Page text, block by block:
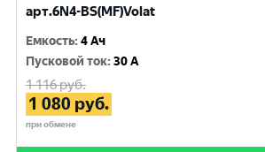
арт.6N4-BS(MF)Volat
Емкость:4 Ач
Пусковой ток:30 A
1 116руб.
1 080 руб.
при обмене